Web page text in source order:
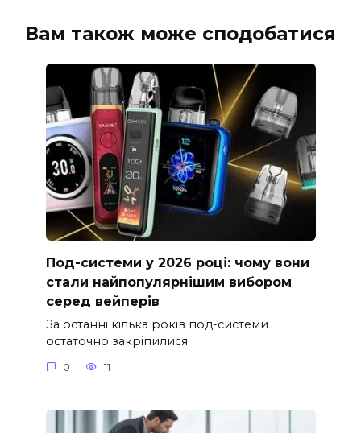
Вам також може сподобатися
Под-системи у 2026 році: чому вони
стали найпопулярнішим вибором
серед вейперів
За останні кілька років под-системи
остаточно закріпилися
0 11